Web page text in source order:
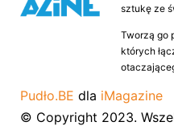
sztukę ze
Tworzą go
których
Pudło.BE dla iMagazine
© Copyright 2023.